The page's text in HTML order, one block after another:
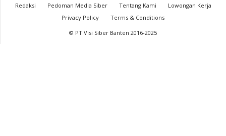
Redaksi Pedoman Media Siber Tentang Kami
Lowongan Kerja
Privacy Policy
Terms & Conditions
© PT Visi Siber Banten 2016-2025